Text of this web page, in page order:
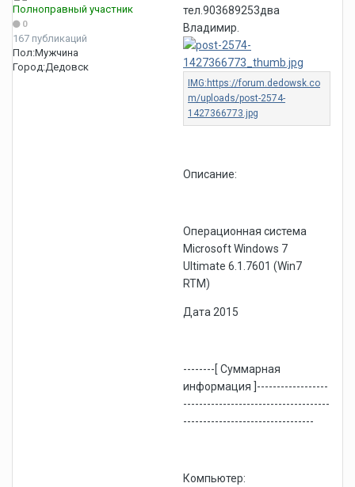
Полноправный участник
0
167 публикаций
Пол:Мужчина
Город:Дедовск
тел.903689253два
Владимир.
Описание:
Операционная система
Microsoft Windows 7
Ultimate 6.1.7601 (Win7
RTM)
Дата 2015
--------[ Суммарная
информация ]------------------
-------------------------------------
---------------------------------
Компьютер: